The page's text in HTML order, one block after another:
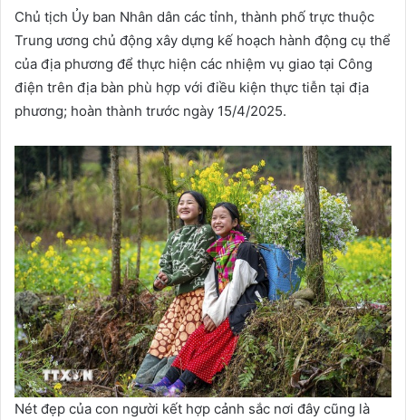
Chủ tịch Ủy ban Nhân dân các tỉnh, thành phố trực thuộc
Trung ương chủ động xây dựng kế hoạch hành động cụ thể
của địa phương để thực hiện các nhiệm vụ giao tại Công
điện trên địa bàn phù hợp với điều kiện thực tiễn tại địa
phương; hoàn thành trước ngày 15/4/2025.
Nét đẹp của con người kết hợp cảnh sắc nơi đây cũng là